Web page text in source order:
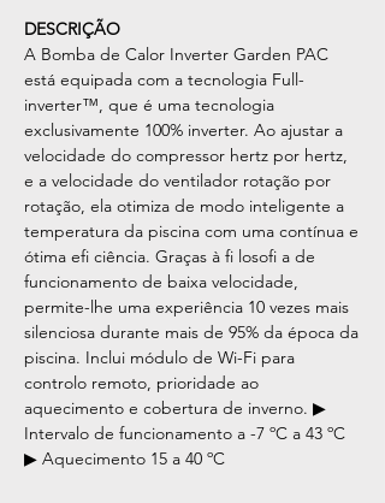
DESCRIÇÃO
A Bomba de Calor Inverter Garden PAC
está equipada com a tecnologia Full-
inverter™, que é uma tecnologia
exclusivamente 100% inverter. Ao ajustar a
velocidade do compressor hertz por hertz,
e a velocidade do ventilador rotação por
rotação, ela otimiza de modo inteligente a
temperatura da piscina com uma contínua e
ótima efi ciência. Graças à fi losofi a de
funcionamento de baixa velocidade,
permite-lhe uma experiência 10 vezes mais
silenciosa durante mais de 95% da época da
piscina. Inclui módulo de Wi-Fi para
controlo remoto, prioridade ao
aquecimento e cobertura de inverno. ▶
Intervalo de funcionamento a -7 ºC a 43 ºC
▶ Aquecimento 15 a 40 ºC